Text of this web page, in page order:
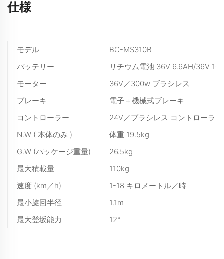
仕様
モデル
BC-MS310B
バッテリー
リチウム電池 36V 6.6AH/36V
モーター
36V／300w ブラシレス
ブレーキ
電子＋機械式ブレーキ
コントローラー
24V／ブラシレス コントローラー
N.W ( 本体のみ )
体重 19.5kg
G.W (パッケージ重量)
26.5kg
最大積載量
110kg
速度 (km／h)
1-18 キロメートル／時
最小旋回半径
1.1m
最大登坂能力
12°